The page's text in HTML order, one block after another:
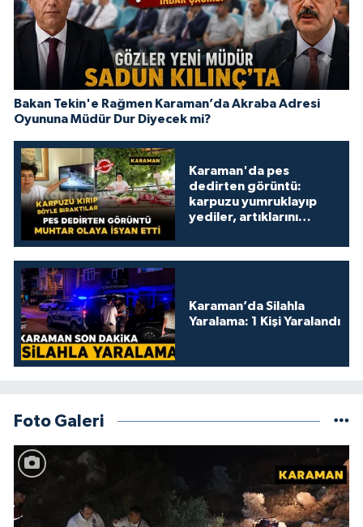
Bakan Tekin'e Rağmen Karaman’da Akraba Adresi
Oyununa Müdür Dur Diyecek mi?
Karaman'da pes
dedirten görüntü:
karpuzu yumruklayıp
yediler, artıklarını
Karaman’da Silahla
Yaralama: 1 Kişi Yaralandı
Foto Galeri